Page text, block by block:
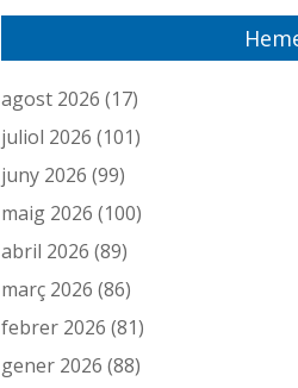
agost 2026 (17)
juliol 2026 (101)
juny 2026 (99)
maig 2026 (100)
abril 2026 (89)
març 2026 (86)
febrer 2026 (81)
gener 2026 (88)